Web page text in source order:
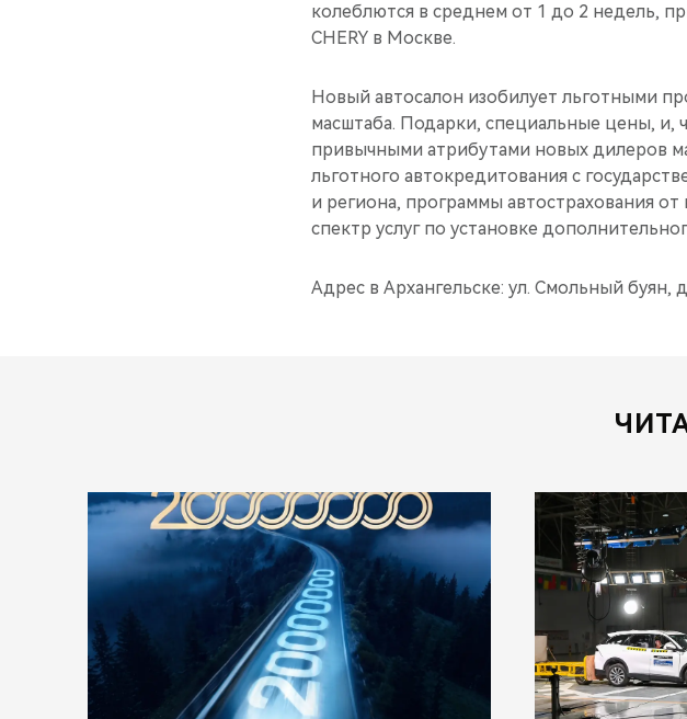
колеблются в среднем от 1 до 2 недель,
CHERY в Москве.
Новый автосалон изобилует льготными
масштаба. Подарки, специальные цены, и,
привычными атрибутами новых дилеров
льготного автокредитования с
и региона, программы автострахования
спектр услуг по установке
Адрес в Архангельске: ул. Смольный буян,